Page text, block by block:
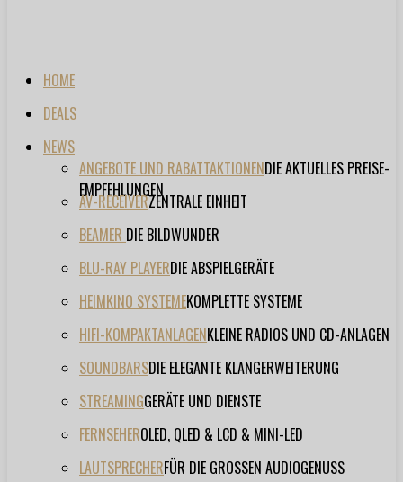
HOME
DEALS
NEWS
ANGEBOTE UND RABATTAKTIONENDIE AKTUELLES PREISE-
EMPFEHLUNGEN
AV-RECEIVERZENTRALE EINHEIT
BEAMER DIE BILDWUNDER
BLU-RAY PLAYERDIE ABSPIELGERÄTE
HEIMKINO SYSTEMEKOMPLETTE SYSTEME
HIFI-KOMPAKTANLAGENKLEINE RADIOS UND CD-ANLAGEN
SOUNDBARSDIE ELEGANTE KLANGERWEITERUNG
STREAMINGGERÄTE UND DIENSTE
FERNSEHEROLED, QLED & LCD & MINI-LED
LAUTSPRECHERFÜR DIE GROSSEN AUDIOGENUSS